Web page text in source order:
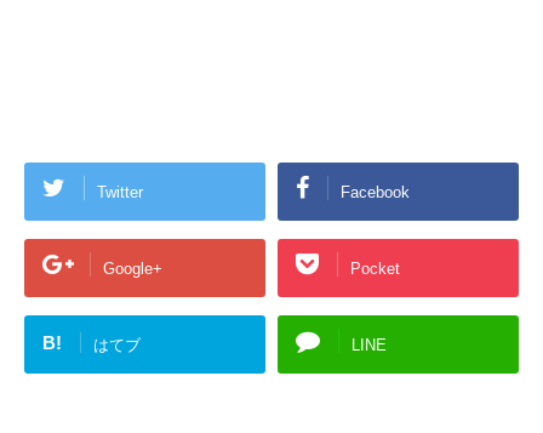
Twitter Facebook
Google+ Pocket
B! はてブ LINE